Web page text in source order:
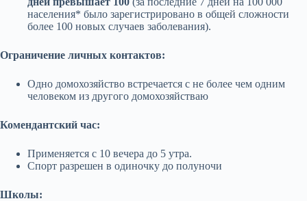
населения* было зарегистрировано в общей сложности
более 100 новых случаев заболевания).
Ограничение личных контактов:
Одно домохозяйство встречается с не более чем одним
человеком из другого домохозяйстваю
Комендантский час:
Применяется с 10 вечера до 5 утра.
Спорт разрешен в одиночку до полуночи
Школы: